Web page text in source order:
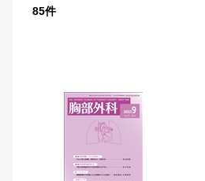
85件